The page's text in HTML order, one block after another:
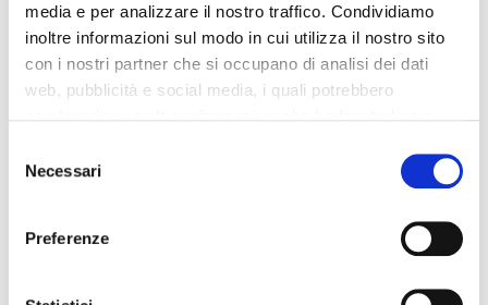
media e per analizzare il nostro traffico. Condividiamo
inoltre informazioni sul modo in cui utilizza il nostro sito
con i nostri partner che si occupano di analisi dei dati
web, pubblicità e social media, i quali potrebbero
mera chiusura del banner non comporta l’accettazione
tutti” o selezionando le diverse categorie di cookies
Selection
Necessari
Preferenze
pagare un parcheggio, è quella legata a Telepass.
Si tratta quindi